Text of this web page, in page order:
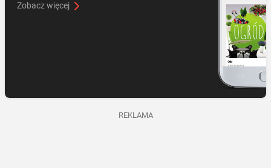
Zobacz więcej
REKLAMA